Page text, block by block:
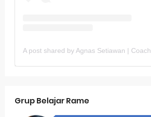
Grup Belajar Rame